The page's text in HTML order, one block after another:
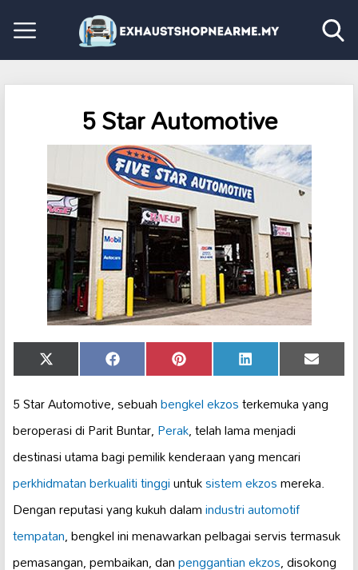
5 Star Automotive
Share
on
X
(Twitter)
Share
on
Facebook Share
on
Pinterest Share
on
LinkedIn Share
on
Email
5 Star Automotive, sebuahbengkel ekzosterkemuka yang
beroperasi di Parit Buntar,Perak, telah lama menjadi
destinasi utama bagi pemilik kenderaan yang mencari
perkhidmatan berkualiti tinggiuntuksistem ekzosmereka.
Dengan reputasi yang kukuh dalamindustri automotif
tempatan, bengkel ini menawarkan pelbagai servis termasuk
pemasangan, pembaikan, danpenggantian ekzos, disokong